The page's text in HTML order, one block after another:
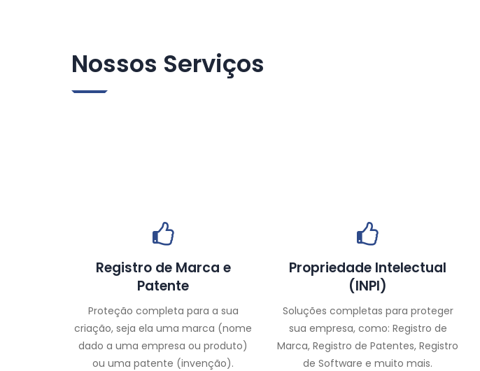
Nossos Serviços
Registro de Marca e
Patente
Proteção completa para a sua
criação, seja ela uma marca (nome
dado a uma empresa ou produto)
ou uma patente (invenção).
Propriedade Intelectual
(INPI)
Soluções completas para proteger
sua empresa, como: Registro de
Marca, Registro de Patentes, Registro
de Software e muito mais.